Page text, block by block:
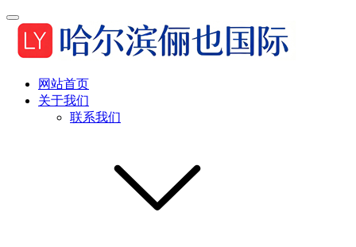
网站首页
关于我们
联系我们